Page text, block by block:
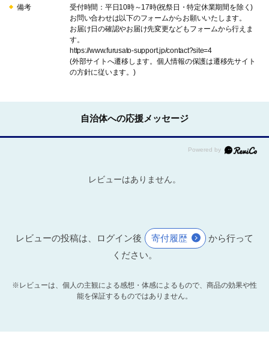
備考
受付時間：平日10時～17時(祝祭日・特定休業期間を除く)
お問い合わせは以下のフォームからお願いいたします。
お届け日の確認やお届け先変更などもフォームから行えま
す。
https://www.furusato-support.jp/contact?site=4
(外部サイトへ遷移します。個人情報の保護は遷移先サイト
の方針に従います。)
自治体への応援メッセージ
レビューはありません。
レビューの投稿は、ログイン後 寄付履歴
から行って
ください。
※レビューは、個人の主観による感想・体感によるもので、商品の効果や性
能を保証するものではありません。